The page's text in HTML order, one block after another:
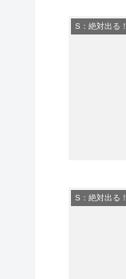
S：絶対出る！
S：絶対出る！